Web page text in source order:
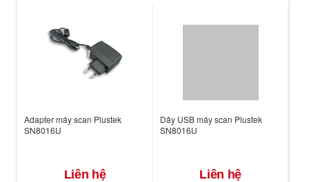
Adapter máy scan Plustek
SN8016U
Liên hệ
Dây USB máy scan Plustek
SN8016U
Liên hệ